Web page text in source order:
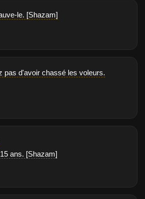
le. [Shazam]
pas d'avoir chassé les voleurs.
ans. [Shazam]